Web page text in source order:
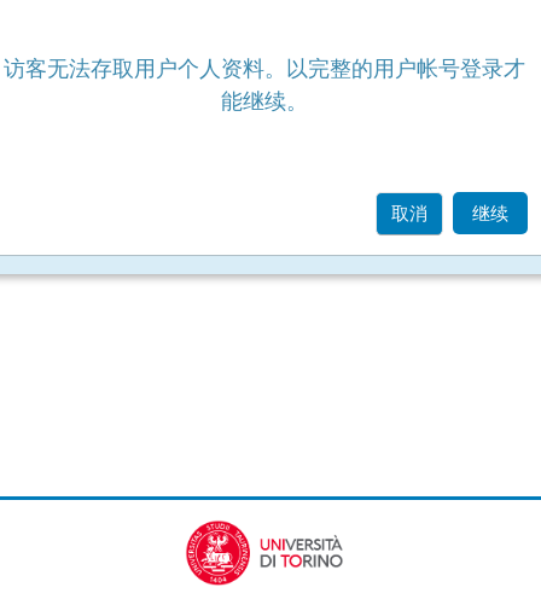
访客无法存取用户个人资料。以完整的用户帐号登录才
能继续。
取消 继续